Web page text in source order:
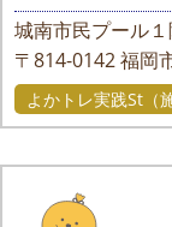
城南市民プール
〒814-0142福岡
よかトレ実践St（